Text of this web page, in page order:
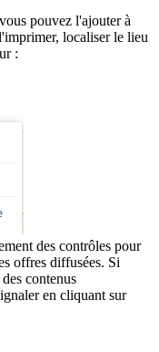
pouvez l'ajouter à
localiser le lieu
:
des contrôles pour
offres diffusées. Si
contenus
en cliquant sur